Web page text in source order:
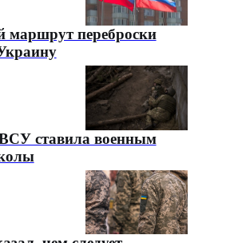
маршрут переброски
ставила военным